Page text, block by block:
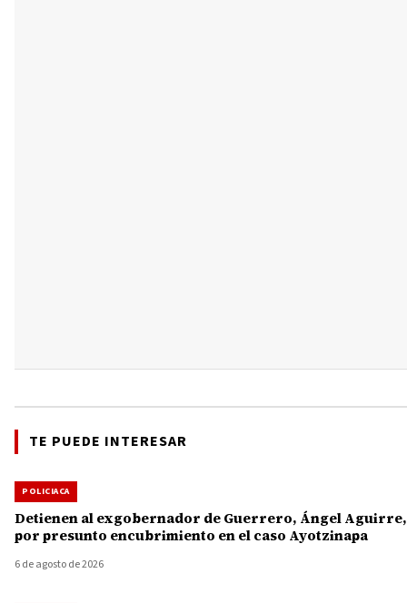
TE PUEDE INTERESAR
POLICIACA
Detienen al exgobernador de Guerrero, Ángel Aguirre,
por presunto encubrimiento en el caso Ayotzinapa
6 de agosto de 2026